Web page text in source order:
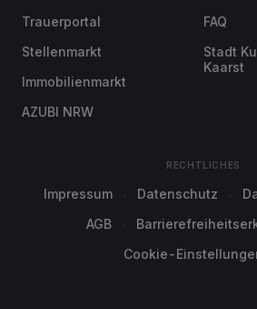
Trauerportal
Stellenmarkt
Immobilienmarkt
AZUBI NRW
FAQ
Stadt
Kaarst
RECHTLICHES
Impressum Datenschutz
AGB
Cookie-